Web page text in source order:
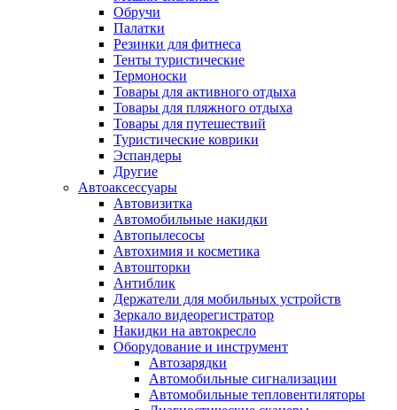
Обручи
Палатки
Резинки для фитнеса
Тенты туристические
Термоноски
Товары для активного отдыха
Товары для пляжного отдыха
Товары для путешествий
Туристические коврики
Эспандеры
Другие
Автоаксессуары
Автовизитка
Автомобильные накидки
Автопылесосы
Автохимия и косметика
Автошторки
Антиблик
Держатели для мобильных устройств
Зеркало видеорегистратор
Накидки на автокресло
Оборудование и инструмент
Автозарядки
Автомобильные сигнализации
Автомобильные тепловентиляторы